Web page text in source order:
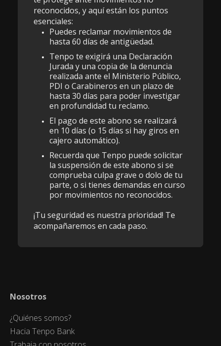
reconocidos, y aquí están los puntos
esenciales:
Puedes reclamar movimientos de
hasta 60 días de antigüedad.
Tenpo te exigirá una Declaración
Jurada y una copia de la denuncia
realizada ante el Ministerio Público,
PDI o Carabineros en un plazo de
hasta 30 días para poder investigar
en profundidad tu reclamo.
El pago de este abono se realizará
en 10 días (o 15 días si hay giros en
cajero automático).
Recuerda que Tenpo puede solicitar
la suspensión de este abono si se
comprueba culpa grave o dolo de tu
parte, o si tienes demandas en curso
por movimientos no reconocidos.
¡Tu seguridad es nuestra prioridad! Te
acompañaremos en cada paso.
Nosotros
¿Quiénes somos?
Hacia Tenpo Bank